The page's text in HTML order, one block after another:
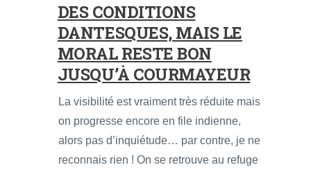
DES CONDITIONS
DANTESQUES, MAIS LE
MORAL RESTE BON
JUSQU’À COURMAYEUR
La visibilité est vraiment très réduite mais
on progresse encore en file indienne,
alors pas d’inquiétude… par contre, je ne
reconnais rien ! On se retrouve au refuge